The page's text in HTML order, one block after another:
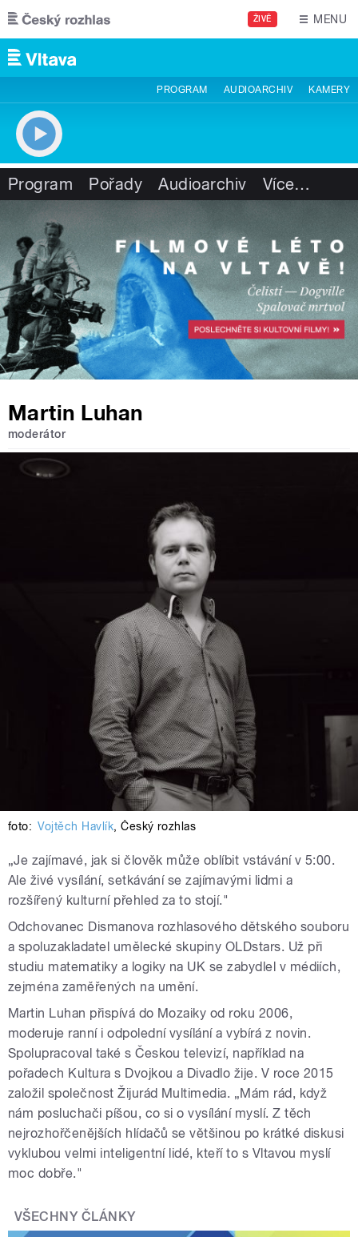
Přejít k hlavnímu obsahu
ŽIVĚ MENU
PROGRAM AUDIOARCHIV KAMERY
Program Pořady Audioarchiv Více…
Martin Luhan
moderátor
foto: Vojtěch Havlík,Český rozhlas
„Je zajímavé, jak si člověk může oblíbit vstávání v 5:00.
Ale živé vysílání, setkávání se zajímavými lidmi a
rozšířený kulturní přehled za to stojí."
Odchovanec Dismanova rozhlasového dětského souboru
a spoluzakladatel umělecké skupiny OLDstars. Už při
studiu matematiky a logiky na UK se zabydlel v médiích,
zejména zaměřených na umění.
Martin Luhan přispívá do Mozaiky od roku 2006,
moderuje ranní i odpolední vysílání a vybírá z novin.
Spolupracoval také s Českou televizí, například na
pořadech Kultura s Dvojkou a Divadlo žije. V roce 2015
založil společnost Žijurád Multimedia. „Mám rád, když
nám posluchači píšou, co si o vysílání myslí. Z těch
nejrozhořčenějších hlídačů se většinou po krátké diskusi
vyklubou velmi inteligentní lidé, kteří to s Vltavou myslí
moc dobře."
VŠECHNY ČLÁNKY